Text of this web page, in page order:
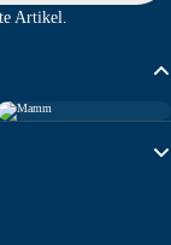
Artikel.